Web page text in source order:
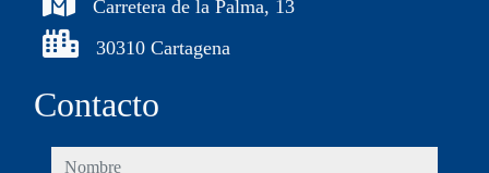
Carretera de la Palma, 13
30310 Cartagena
Contacto
nombre